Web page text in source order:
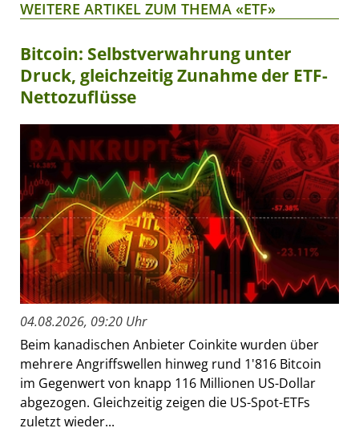
WEITERE ARTIKEL ZUM THEMA «ETF»
Bitcoin: Selbstverwahrung unter
Druck, gleichzeitig Zunahme der ETF-
Nettozuflüsse
04.08.2026, 09:20 Uhr
Beim kanadischen Anbieter Coinkite wurden über
mehrere Angriffswellen hinweg rund 1'816 Bitcoin
im Gegenwert von knapp 116 Millionen US-Dollar
abgezogen. Gleichzeitig zeigen die US-Spot-ETFs
zuletzt wieder...